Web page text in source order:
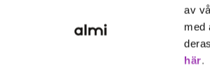
av
med
här.